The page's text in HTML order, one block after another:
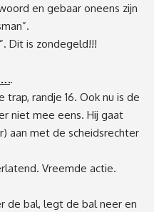
en gebaar oneens zijn
Dit is zondegeld!!!
.
randje 16. Ook nu is de
niet mee eens. Hij gaat
aan met de scheidsrechter
Vreemde actie.
de bal, legt de bal neer en